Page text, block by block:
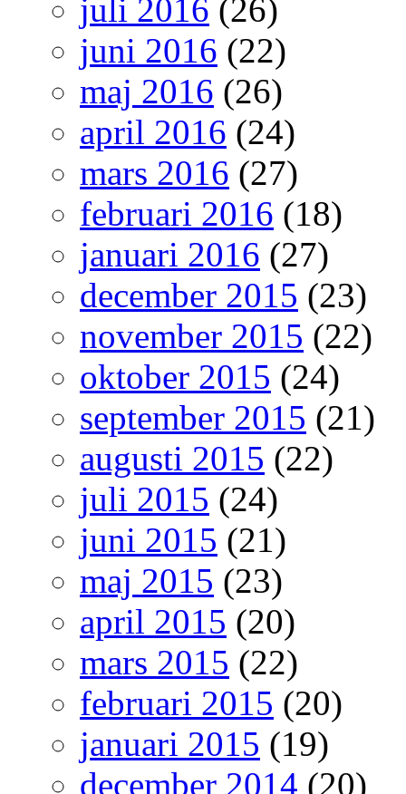
juli 2016 (26)
juni 2016 (22)
maj 2016 (26)
april 2016 (24)
mars 2016 (27)
februari 2016 (18)
januari 2016 (27)
december 2015 (23)
november 2015 (22)
oktober 2015 (24)
september 2015 (21)
augusti 2015 (22)
juli 2015 (24)
juni 2015 (21)
maj 2015 (23)
april 2015 (20)
mars 2015 (22)
februari 2015 (20)
januari 2015 (19)
december 2014 (20)